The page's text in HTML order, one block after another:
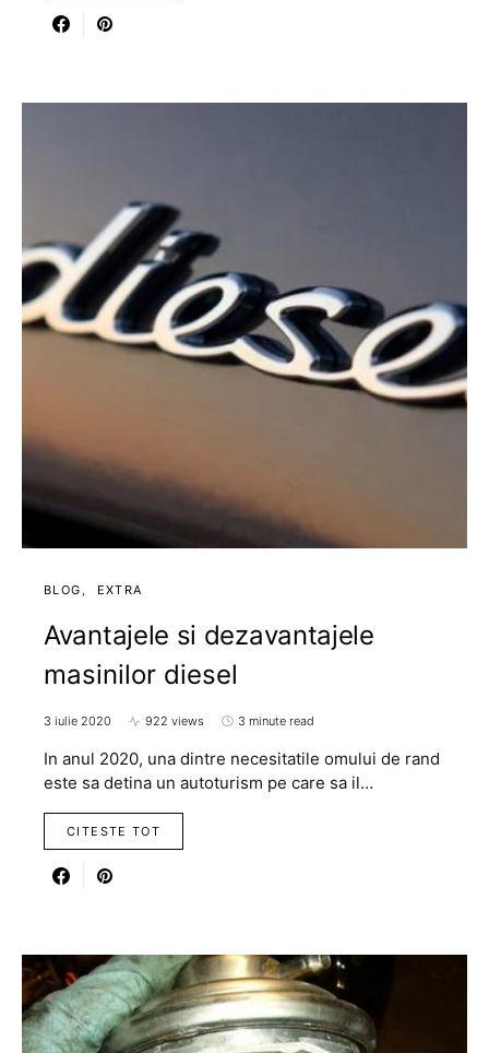
BLOG EXTRA
Avantajele si dezavantajele
masinilor diesel
3 iulie 2020 922 views 3 minute read
In anul 2020, una dintre necesitatile omului de rand
este sa detina un autoturism pe care sa il…
CITESTE TOT